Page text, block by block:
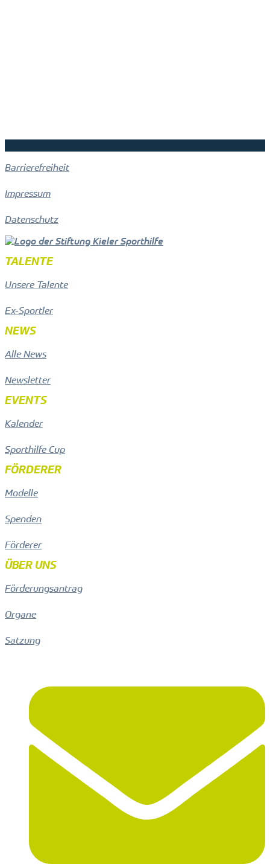
Barrierefreiheit
Impressum
Datenschutz
TALENTE
Unsere Talente
Ex-Sportler
NEWS
Alle News
Newsletter
EVENTS
Kalender
Sporthilfe Cup
FÖRDERER
Modelle
Spenden
Förderer
ÜBER UNS
Förderungsantrag
Organe
Satzung